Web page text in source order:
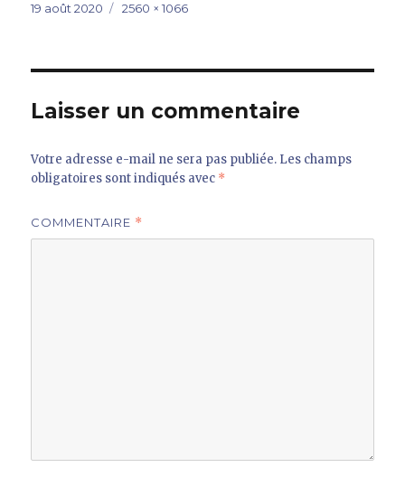
Publié
19 août 2020
Taille
2560 × 1066
Laisser un commentaire
Votre adresse e-mail ne sera pas publiée. Les champs
obligatoires sont indiqués avec *
COMMENTAIRE *